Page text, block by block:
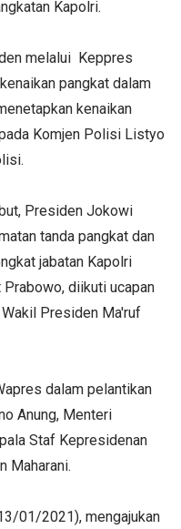
Kapolri.
melalui Keppres
pangkat dalam
kenaikan
Komjen Polisi Listyo
Presiden Jokowi
tanda pangkat dan
jabatan Kapolri
diikuti ucapan
Presiden Ma'ruf
dalam pelantikan
Anung, Menteri
Staf Kepresidenan
Maharani.
01/2021), mengajukan